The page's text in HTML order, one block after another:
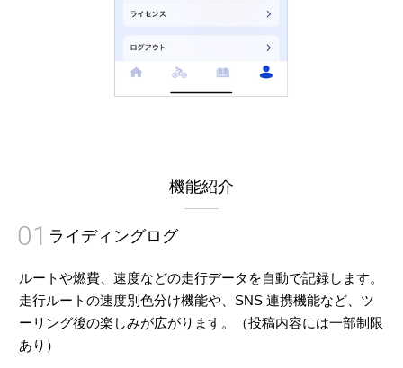
機能紹介
01 ライディングログ
ルートや燃費、速度などの走行データを自動で記録します。
走行ルートの速度別色分け機能や、SNS 連携機能など、ツ
ーリング後の楽しみが広がります。（投稿内容には一部制限
あり）